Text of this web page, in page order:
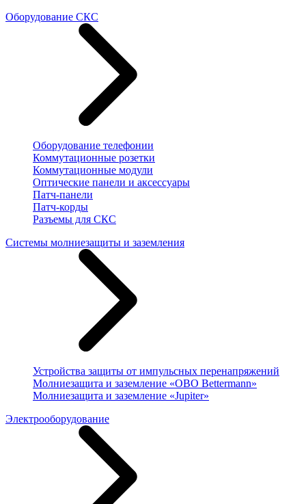
Оборудование СКС
Оборудование телефонии
Коммутационные розетки
Коммутационные модули
Оптические панели и аксессуары
Патч-панели
Патч-корды
Разъемы для СКС
Системы молниезащиты и заземления
Устройства защиты от импульсных перенапряжений
Молниезащита и заземление «OBO Bettermann»
Молниезащита и заземление «Jupiter»
Электрооборудование